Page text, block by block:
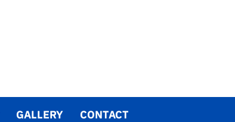
GALLERY
CONTACT